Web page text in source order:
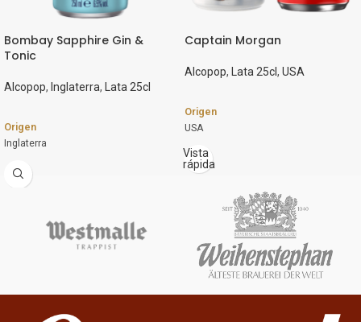
Bombay Sapphire Gin &
Tonic
Alcopop, Inglaterra, Lata 25cl
Origen
Inglaterra
Marca
Bacardi
Alcohol Mix
Captain Morgan
Alcopop, Lata 25cl, USA
Origen
USA
Marca
Captain Morgan
Alcohol Mix
12 x 25cl
Captain Morgan Mojito / Captain
Vista
rápida